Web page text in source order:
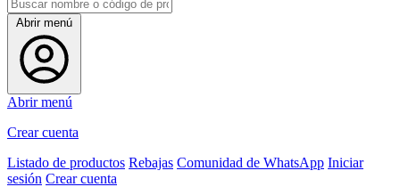
Abrir menú
Abrir menú
Crear cuenta
Listado de productos Rebajas Comunidad de WhatsApp Iniciar
sesión Crear cuenta